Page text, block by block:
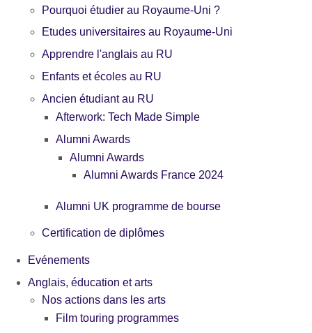
Pourquoi étudier au Royaume-Uni ?
Etudes universitaires au Royaume-Uni
Apprendre l'anglais au RU
Enfants et écoles au RU
Ancien étudiant au RU
Afterwork: Tech Made Simple
Alumni Awards
Alumni Awards
Alumni Awards France 2024
Alumni UK programme de bourse
Certification de diplômes
Evénements
Anglais, éducation et arts
Nos actions dans les arts
Film touring programmes